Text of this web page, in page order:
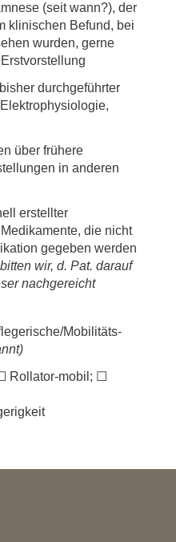
für die
die Mitarbeitenden der
die diese Daten zur
gesetzlichen Pflichten
Interesses der
Erhebung bei der MHH-
gespeichert, wie dies für
Anbindung
mh-hannover.de von
abmelden. Im Falle eines
die ich über das
gelöscht.
die Rechte hinsichtlich
Daten laut
(seit wann?), der
klinischen Befund, bei
wurden, gerne
durchgeführter
über frühere
in anderen
erstellter
die nicht
gegeben werden
wir, d. Pat. darauf
nachgereicht
Mobilitäts-
Rollator-mobil; ☐